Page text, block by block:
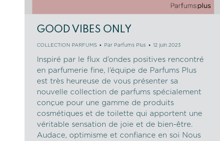
GOOD VIBES ONLY
COLLECTION PARFUMS Par Parfums Plus 12 juin 2023
Inspiré par le flux d’ondes positives rencontré
en parfumerie fine, l’équipe de Parfums Plus
est très heureuse de vous présenter sa
nouvelle collection de parfums spécialement
conçue pour une gamme de produits
cosmétiques et de toilette qui apportent une
véritable sensation de joie et de bien-être.
Audace, optimisme et confiance en soi Nous